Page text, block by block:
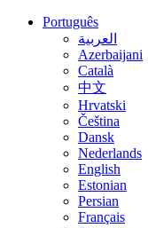
Português
العربية
Azerbaijani
Català
中文
Hrvatski
Čeština
Dansk
Nederlands
English
Estonian
Persian
Français